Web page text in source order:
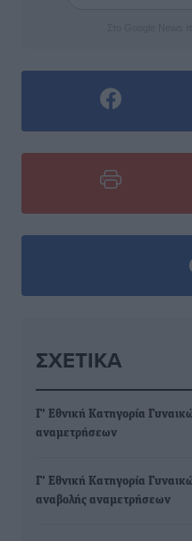
ΣΧΕΤΙΚΆ
Γ’ Εθνική Κατηγορία
αναμετρήσεων
Γ’ Εθνική Κατηγορία
αναβολής αναμετρήσεων